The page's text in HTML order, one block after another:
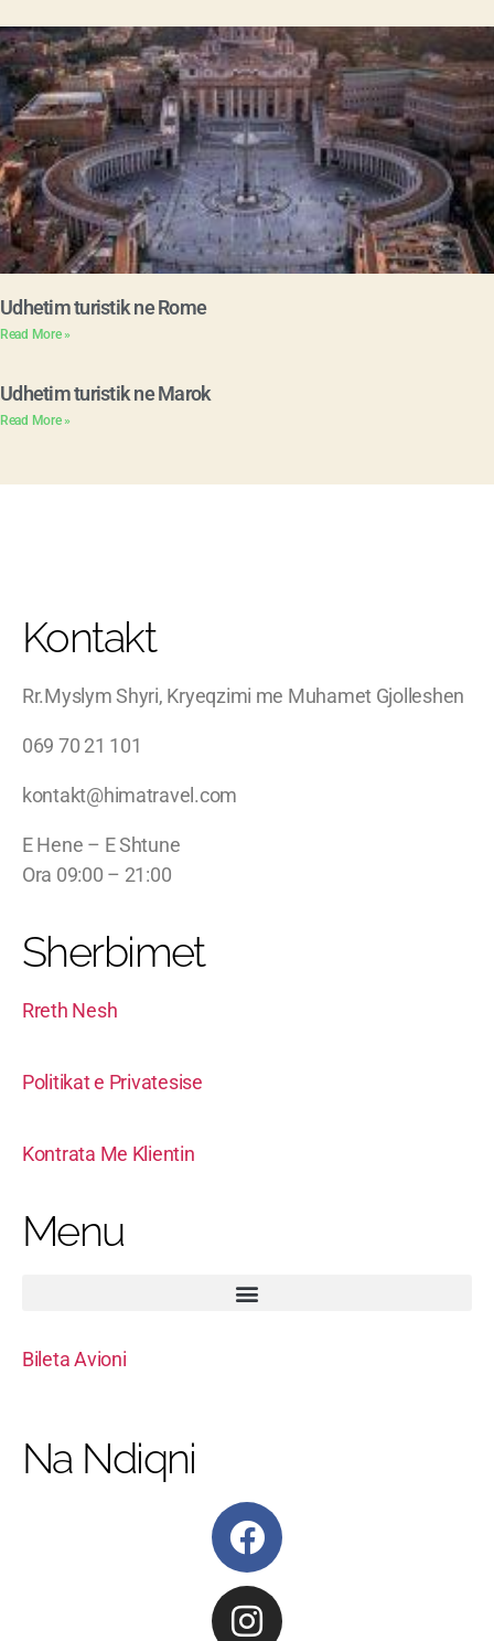
Udhetim turistik ne Rome
Read More »
Udhetim turistik ne Marok
Read More »
Kontakt
Rr.Myslym Shyri, Kryeqzimi me Muhamet Gjolleshen
069 70 21 101
kontakt@himatravel.com
E Hene – E Shtune
Ora 09:00 – 21:00
Sherbimet
Rreth Nesh
Politikat e Privatesise
Kontrata Me Klientin
Menu
Bileta Avioni
Na Ndiqni